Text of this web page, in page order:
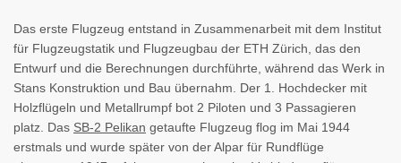
Das erste Flugzeug entstand in Zusammenarbeit mit dem Institut
für Flugzeugstatik und Flugzeugbau der ETH Zürich, das den
Entwurf und die Berechnungen durchführte, während das Werk in
Stans Konstruktion und Bau übernahm. Der 1. Hochdecker mit
Holzflügeln und Metallrumpf bot 2 Piloten und 3 Passagieren
platz. Das SB-2 Pelikan getaufte Flugzeug flog im Mai 1944
erstmals und wurde später von der Alpar für Rundflüge